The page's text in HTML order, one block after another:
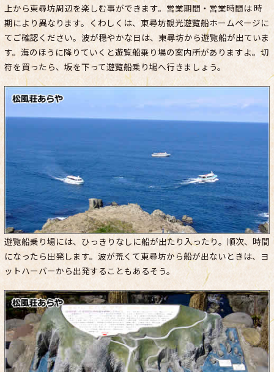
上から東尋坊周辺を楽しむ事ができます。営業期間・営業時間は 時
期により異なります。くわしくは、東尋坊観光遊覧船ホームページに
てご確認ください。波が穏やかな日は、東尋坊から遊覧船が出ていま
す。海のほうに降りていくと遊覧船乗り場の案内所がありますよ。切
符を買ったら、坂を下って遊覧船乗り場へ行きましょう。
遊覧船乗り場には、ひっきりなしに船が出たり入ったり。順次、時間
になったら出発します。波が荒くて東尋坊から船が出ないときは、ヨ
ットハーバーから出発することもあるそう。